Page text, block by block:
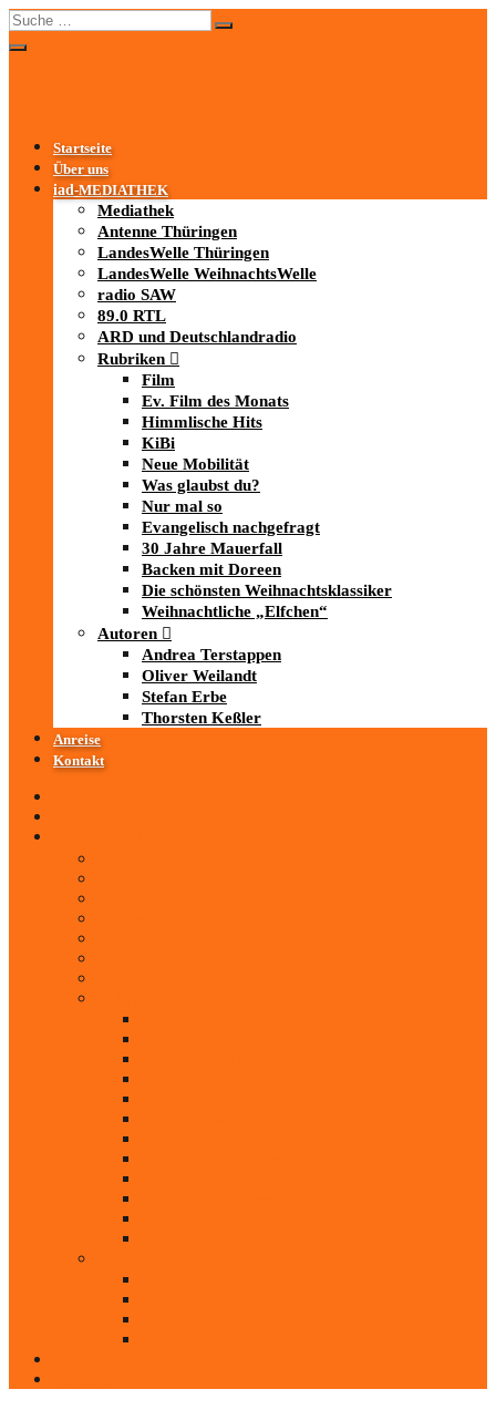
Startseite
Über uns
iad-MEDIATHEK
Mediathek
Antenne Thüringen
LandesWelle Thüringen
LandesWelle WeihnachtsWelle
radio SAW
89.0 RTL
ARD und Deutschlandradio
Rubriken
Film
Ev. Film des Monats
Himmlische Hits
KiBi
Neue Mobilität
Was glaubst du?
Nur mal so
Evangelisch nachgefragt
30 Jahre Mauerfall
Backen mit Doreen
Die schönsten Weihnachtsklassiker
Weihnachtliche „Elfchen“
Autoren
Andrea Terstappen
Oliver Weilandt
Stefan Erbe
Thorsten Keßler
Anreise
Kontakt